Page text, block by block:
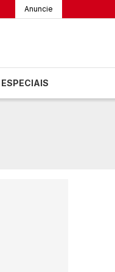
Anuncie
ESPECIAIS